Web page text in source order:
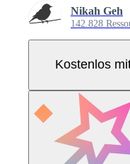
Nikah Geh
142.828
Kostenlos